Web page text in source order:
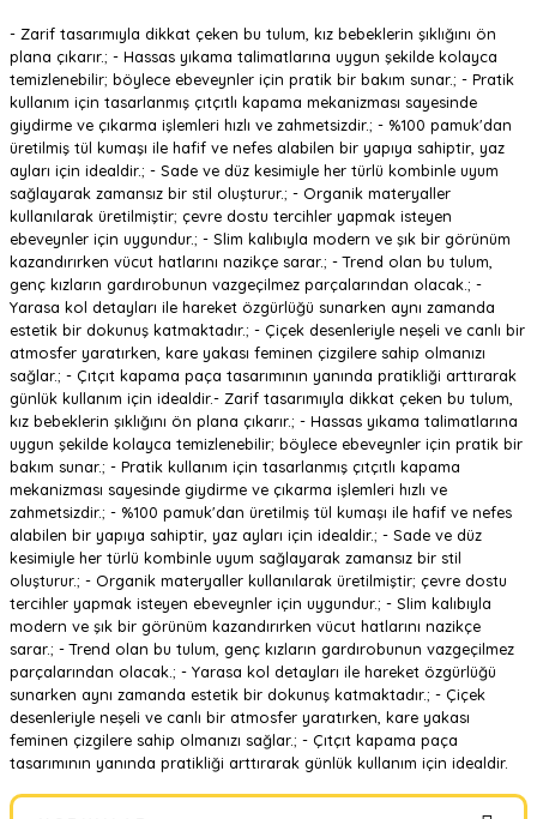
- Zarif tasarımıyla dikkat çeken bu tulum, kız bebeklerin şıklığını ön
plana çıkarır.; - Hassas yıkama talimatlarına uygun şekilde kolayca
temizlenebilir; böylece ebeveynler için pratik bir bakım sunar.; - Pratik
kullanım için tasarlanmış çıtçıtlı kapama mekanizması sayesinde
giydirme ve çıkarma işlemleri hızlı ve zahmetsizdir.; - %100 pamuk'dan
üretilmiş tül kumaşı ile hafif ve nefes alabilen bir yapıya sahiptir, yaz
ayları için idealdir.; - Sade ve düz kesimiyle her türlü kombinle uyum
sağlayarak zamansız bir stil oluşturur.; - Organik materyaller
kullanılarak üretilmiştir; çevre dostu tercihler yapmak isteyen
ebeveynler için uygundur.; - Slim kalıbıyla modern ve şık bir görünüm
kazandırırken vücut hatlarını nazikçe sarar.; - Trend olan bu tulum,
genç kızların gardırobunun vazgeçilmez parçalarından olacak.; -
Yarasa kol detayları ile hareket özgürlüğü sunarken aynı zamanda
estetik bir dokunuş katmaktadır.; - Çiçek desenleriyle neşeli ve canlı bir
atmosfer yaratırken, kare yakası feminen çizgilere sahip olmanızı
sağlar.; - Çıtçıt kapama paça tasarımının yanında pratikliği arttırarak
günlük kullanım için idealdir.- Zarif tasarımıyla dikkat çeken bu tulum,
kız bebeklerin şıklığını ön plana çıkarır.; - Hassas yıkama talimatlarına
uygun şekilde kolayca temizlenebilir; böylece ebeveynler için pratik bir
bakım sunar.; - Pratik kullanım için tasarlanmış çıtçıtlı kapama
mekanizması sayesinde giydirme ve çıkarma işlemleri hızlı ve
zahmetsizdir.; - %100 pamuk'dan üretilmiş tül kumaşı ile hafif ve nefes
alabilen bir yapıya sahiptir, yaz ayları için idealdir.; - Sade ve düz
kesimiyle her türlü kombinle uyum sağlayarak zamansız bir stil
oluşturur.; - Organik materyaller kullanılarak üretilmiştir; çevre dostu
tercihler yapmak isteyen ebeveynler için uygundur.; - Slim kalıbıyla
modern ve şık bir görünüm kazandırırken vücut hatlarını nazikçe
sarar.; - Trend olan bu tulum, genç kızların gardırobunun vazgeçilmez
parçalarından olacak.; - Yarasa kol detayları ile hareket özgürlüğü
sunarken aynı zamanda estetik bir dokunuş katmaktadır.; - Çiçek
desenleriyle neşeli ve canlı bir atmosfer yaratırken, kare yakası
feminen çizgilere sahip olmanızı sağlar.; - Çıtçıt kapama paça
tasarımının yanında pratikliği arttırarak günlük kullanım için idealdir.